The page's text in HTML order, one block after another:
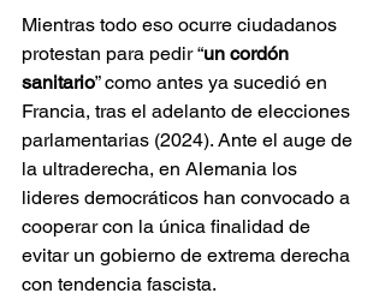
Mientras todo eso ocurre ciudadanos
protestan para pedir “un cordón
sanitario” como antes ya sucedió en
Francia, tras el adelanto de elecciones
parlamentarias (2024). Ante el auge de
la ultraderecha, en Alemania los
lideres democráticos han convocado a
cooperar con la única finalidad de
evitar un gobierno de extrema derecha
con tendencia fascista.